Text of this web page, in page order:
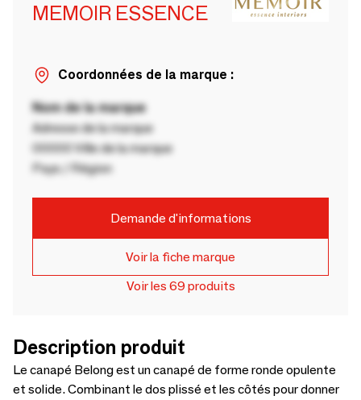
MEMOIR ESSENCE
Coordonnées de la marque :
Nom de la marque
Adresse de la marque
00000 Ville de la marque
Pays / Région
Demande d'informations
Voir la fiche marque
Voir les 69 produits
Description produit
Le canapé Belong est un canapé de forme ronde opulente
et solide. Combinant le dos plissé et les côtés pour donner